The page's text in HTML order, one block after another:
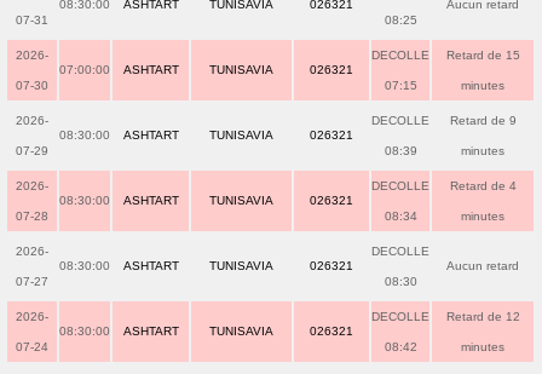
07-31
08:30:00 ASHTART TUNISAVIA 026321
08:25
Aucun retard
2026-
07-30
07:00:00 ASHTART TUNISAVIA 026321
DECOLLE
07:15
Retard de 15
minutes
2026-
07-29
08:30:00 ASHTART TUNISAVIA 026321
DECOLLE
08:39
Retard de 9
minutes
2026-
07-28
08:30:00 ASHTART TUNISAVIA 026321
DECOLLE
08:34
Retard de 4
minutes
2026-
07-27
08:30:00 ASHTART TUNISAVIA 026321
DECOLLE
08:30
Aucun retard
2026-
07-24
08:30:00 ASHTART TUNISAVIA 026321
DECOLLE
08:42
Retard de 12
minutes